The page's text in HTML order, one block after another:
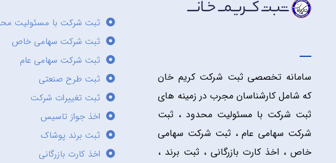
سامانه تخصصی ثبت شرکت کریم خان
که شامل کارشناسان مجرب در زمینه های
ثبت شرکت با مسئولیت محدود ، ثبت
شرکت سهامی عام ، ثبت شرکت سهامی
خاص ، اخذ کارت بازرگانی ، ثبت برند ،
ثبت شرکت با مسئولیت
ثبت شرکت سهامی خاص
ثبت شرکت سهامی عام
ثبت طرح صنعتی
ثبت تغییرات شرکت
اخذ جواز تاسیس
ثبت برند پوشاک
اخذ کارت بازرگانی